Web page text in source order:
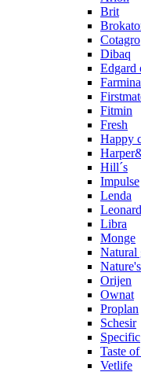
Brit
Cotagro
Dibaq
Edgard
Farmina
Fitmin
Fresh
Happy
Hill´s
Impulse
Lenda
Libra
Monge
Natural
Orijen
Ownat
Proplan
Schesir
Specific
Taste
Vetlife